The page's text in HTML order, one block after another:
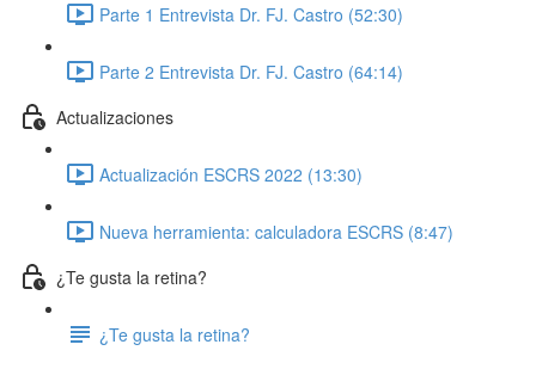
Parte 1 Entrevista Dr. FJ. Castro (52:30)
Parte 2 Entrevista Dr. FJ. Castro (64:14)
Actualizaciones
Actualización ESCRS 2022 (13:30)
Nueva herramienta: calculadora ESCRS (8:47)
¿Te gusta la retina?
¿Te gusta la retina?